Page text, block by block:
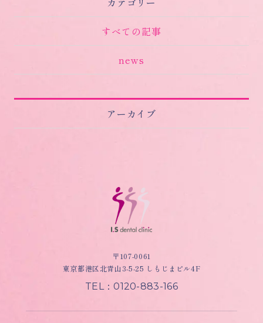
すべての記事
news
アーカイブ
〒107-0061
東京都港区北青山3-5-25 しもじまビル4F
TEL：0120-883-166